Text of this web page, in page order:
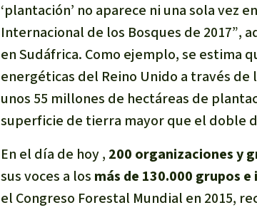
‘plantación’ no aparece ni una sola vez
Internacional de los Bosques de 2017”,
en Sudáfrica. Como ejemplo, se estima
energéticas del Reino Unido a través
unos 55 millones de hectáreas de
superficie de tierra mayor que el doble
En el día de hoy , 200 organizaciones y
sus voces a los más de 130.000 grupos e
el Congreso Forestal Mundial en 2015,